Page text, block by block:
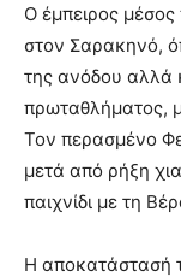
Ο έμπειρος
στον Σαρακηνό,
της ανόδου αλλά
πρωταθλήματος,
Τον περασμένο
μετά από ρήξη
παιχνίδι με τη
Η αποκατάστασή